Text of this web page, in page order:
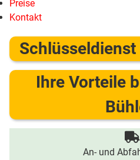
Preise
Kontakt
Ihre Vorteile
An- und